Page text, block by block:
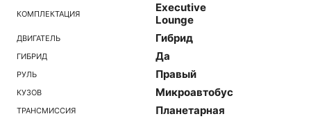
КОМПЛЕКТАЦИЯ
Executive
Lounge
ДВИГАТЕЛЬ Гибрид
ГИБРИД Да
РУЛЬ Правый
КУЗОВ Микроавтобус
ТРАНСМИССИЯ Планетарная